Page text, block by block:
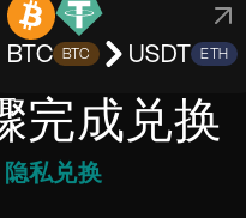
BTC BTC USDT ETH
完成兑换
隐私兑换